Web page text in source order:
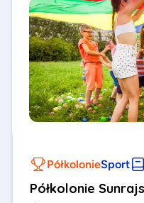
PółkolonieSport
Półkolonie